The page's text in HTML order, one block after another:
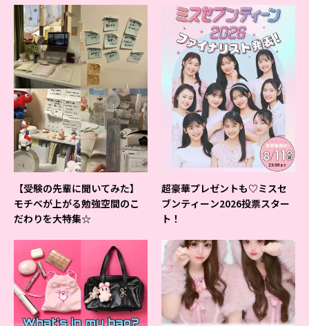
【受験の先輩に聞いてみた】
モチベが上がる勉強空間のこ
だわりを大特集☆
超豪華プレゼントも♡ミスセ
ブンティーン2026投票スター
ト！